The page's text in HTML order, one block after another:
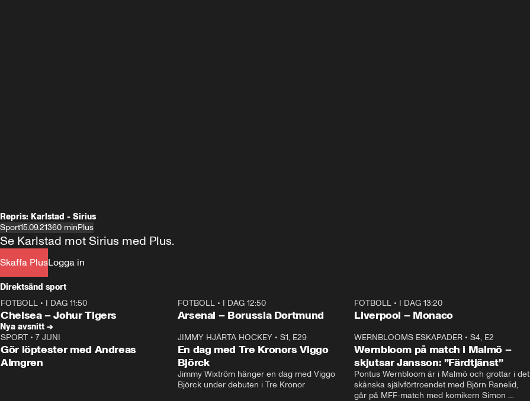
Repris: Karlstad - Sirius
Sport15.09.21360 minPlus
Skaffa PlusLogga in
Se Karlstad mot Sirius med Plus.
Direktsänd sport
Plus
FOTBOLL • I DAG 11:50
Chelsea – Johur Tigers
Plus
FOTBOLL• I DAG 12:50
Arsenal – Borussia Dortmund
Plus
FOTBOLL • I DAG 13:20
Liverpool – Monaco
Nya avsnitt →
SPORT • 7 JUNI
Gör löptester med Andreas
Almgren
17:38
JIMMY HJÄRTA HOCKEY• S1, E29
En dag med Tre Kronors Viggo
Björck
Jimmy Wixtröm hänger en dag med Viggo
Björck under debuten i Tre Kronor
WERNBLOOMS ESKAPADER •S4, E2
Wernbloom på match i Malmö –
skjutsar Jansson: ”Färdtjänst”
Pontus Wernbloom är i Malmö och grottar i det
skånska självförtroendet med Björn Ranelid,
går på MFF-match med komikern Simon